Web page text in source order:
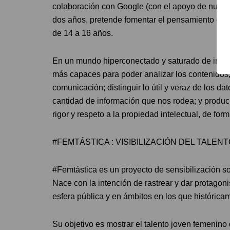
colaboración con Google (con el apoyo de
dos años, pretende fomentar el pensamiento
de 14 a 16 años.
En un mundo hiperconectado y saturado de
más capaces para poder analizar los
comunicación; distinguir lo útil y veraz de los
cantidad de información que nos rodea; y
rigor y respeto a la propiedad intelectual, de
#FEMTÁSTICA : VISIBILIZACIÓN DEL
#Femtástica es un proyecto de sensibilización
Nace con la intención de rastrear y dar
esfera pública y en ámbitos en los que
Su objetivo es mostrar el talento joven